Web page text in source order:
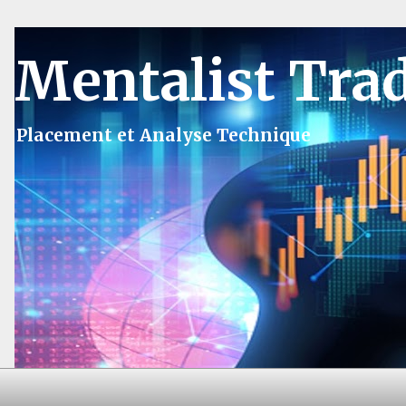
Mentalist
Placement et Analyse Technique